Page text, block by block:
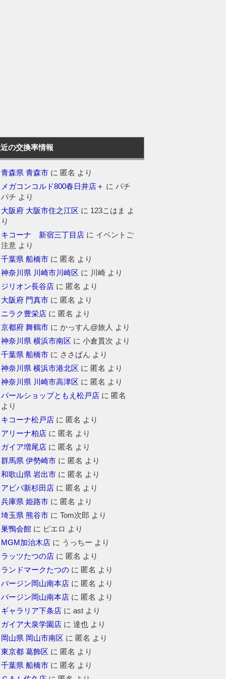
の交換率情報
青森県 青森市 に 匿名 より
メガコンコルド800春日井店＋ にパチ
パチ より
大阪府 大阪市住之江区 に 123こはま よ
り
キコーナ 新宿三丁目店 に イベントご
注意 より
千葉県 船橋市 に 匿名 より
神奈川県 川崎市川崎区 に 川崎 より
ジリオン長谷店 に 匿名 より
大阪府 門真市 に 匿名 より
ニラク豊栄店 に 匿名 より
京都府 舞鶴市 にかっすん@旅人 より
神奈川県 横浜市南区 に小倉貫次 より
千葉県 船橋市 に ささぱん より
神奈川県 横浜市港北区 に 匿名 より
神奈川県 川崎市高津区 に 匿名 より
パールショップともえ松戸店 に 匿名
より
キコーナ松戸店 に 匿名 より
アリーナ柏店 に 匿名 より
ガイア増尾店 に 匿名 より
群馬県 伊勢崎市 に 匿名 より
和歌山県 岩出市 に 匿名 より
アビバ新杉田店 に 匿名 より
兵庫県 姫路市 に 匿名 より
埼玉県 熊谷市 にTom次郎 より
巣鴨会館 に ピエロ より
MGM加治木店 に うっちー より
ラッツたつの店 に 匿名 より
ランドマークたつの に 匿名 より
バージン岡山南本店 に 匿名 より
バージン岡山南本店 に 匿名 より
ギャラリア下条店 にast より
ガイア大泉学園店 に達也 より
岡山県 岡山市南区 に 匿名 より
東京都 葛飾区 に 匿名 より
千葉県 船橋市 に 匿名 より